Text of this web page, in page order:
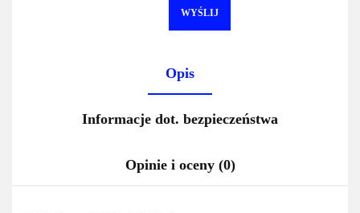
WYŚLIJ
Opis
Informacje dot. bezpieczeństwa
Opinie i oceny (0)